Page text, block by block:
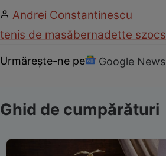
Andrei Constantinescu
tenis de masăbernadette szocs
Urmărește-ne pe Google News
Ghid de cumpărături